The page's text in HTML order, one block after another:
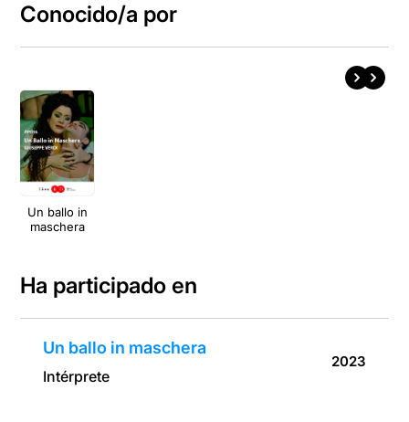
Conocido/a por
Un ballo in
maschera
Ha participado en
Un ballo in maschera
Intérprete
2023